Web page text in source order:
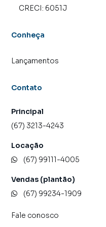
CRECI: 6051J
Conheça
Lançamentos
Contato
Principal
(67) 3213-4243
Locação
(67) 99111-4005
Vendas (plantão)
(67) 99234-1909
Fale conosco